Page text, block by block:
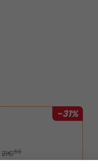
-31%
21€60